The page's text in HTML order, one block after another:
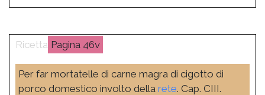
46v
Per far mortatelle di carne magra di cigotto di
porco domestico involto della rete. Cap. CIII.